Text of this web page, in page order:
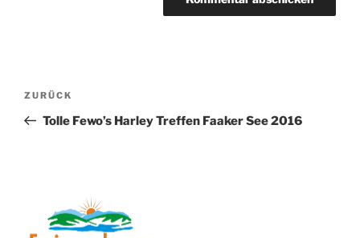
Beitragsnavigation
Vorheriger
Beitrag
ZURÜCK
Tolle Fewo’s Harley Treffen Faaker See 2016